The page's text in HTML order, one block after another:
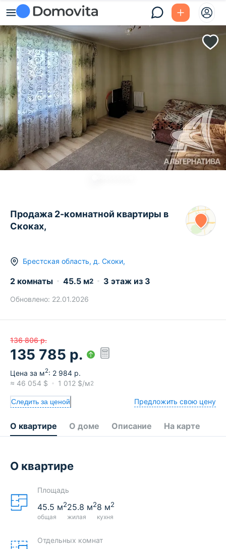
Продажа 2-комнатной квартиры в
Скоках,
Брестская область, д. Скоки,
2 комнаты 45.5 м2 3 этаж из 3
Обновлено: 22.01.2026
136 806 р.
135 785 р.
Цена за м2: 2 984 р.
≈ 46 054 $ 1 012 $/м2
Следить за ценой Предложить свою цену
О квартире О доме Описание На карте
О квартире
Площадь
45.5 м2
общая
25.8 м2
жилая
8 м2
кухня
Отдельных комнат